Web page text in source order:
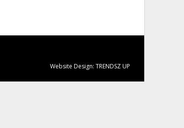
Website Design: TRENDSZ UP